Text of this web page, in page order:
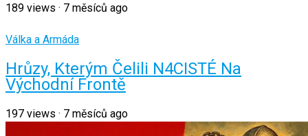
189 views · 7 měsíců ago
Válka a Armáda
Hrůzy, Kterým Čelili N4CISTÉ Na
Východní Frontě
197 views · 7 měsíců ago